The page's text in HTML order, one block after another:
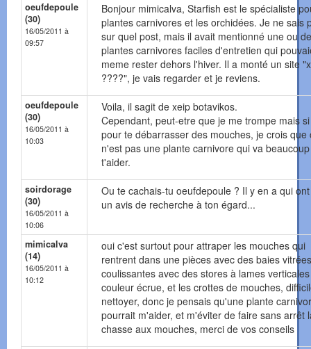
oeufdepoule
(30)
16/05/2011 à
09:57
Bonjour mimicalva, Starfish est le spécialiste
plantes carnivores et les orchidées. Je ne sais
sur quel post, mais il avait mentionné une ou
plantes carnivores faciles d'entretien qui
meme rester dehors l'hiver. Il a monté un site
????", je vais regarder et je reviens.
oeufdepoule
(30)
16/05/2011 à
10:03
Voila, il sagit de xeip botavikos.
Cependant, peut-etre que je me trompe mais
pour te débarrasser des mouches, je crois que
n'est pas une plante carnivore qui va beaucoup
t'aider.
soirdorage
(30)
16/05/2011 à
10:06
Ou te cachais-tu oeufdepoule ? Il y en a qui
un avis de recherche à ton égard...
mimicalva
(14)
16/05/2011 à
10:12
oui c'est surtout pour attraper les mouches qui
rentrent dans une pièces avec des baies vitrées
coulissantes avec des stores à lames
couleur écrue, et les crottes de mouches,
nettoyer, donc je pensais qu'une plante
pourrait m'aider, et m'éviter de faire sans arrêt
chasse aux mouches, merci de vos conseils